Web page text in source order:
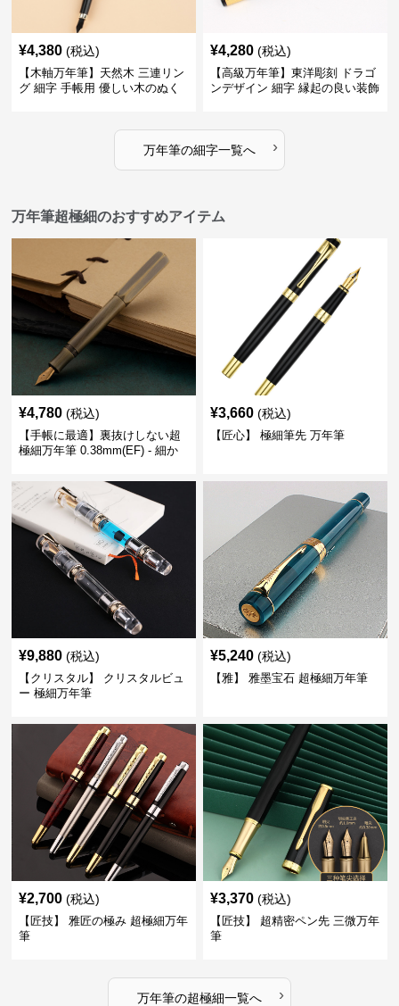
¥4,380 (税込)
【木軸万年筆】天然木 三連リン
グ 細字 手帳用 優しい木のぬく
¥4,280 (税込)
【高級万年筆】東洋彫刻 ドラゴ
ンデザイン 細字 縁起の良い装飾
万年筆の細字一覧へ ›
万年筆超極細のおすすめアイテム
¥4,780 (税込)
【手帳に最適】裏抜けしない超
極細万年筆 0.38mm(EF) - 細か
¥3,660 (税込)
【匠心】 極細筆先 万年筆
¥9,880 (税込)
【クリスタル】 クリスタルビュ
ー 極細万年筆
¥5,240 (税込)
【雅】 雅墨宝石 超極細万年筆
¥2,700 (税込)
【匠技】 雅匠の極み 超極細万年
筆
¥3,370 (税込)
【匠技】 超精密ペン先 三微万年
筆
万年筆の超極細一覧へ ›